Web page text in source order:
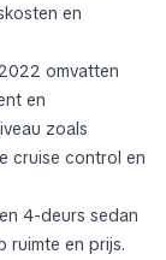
en
omvatten
en
zoals
cruise control en
4-deurs sedan
ruimte en prijs.